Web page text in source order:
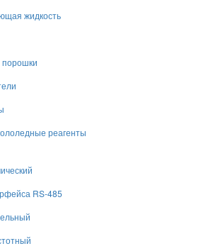
жидкость
реагенты
RS-485